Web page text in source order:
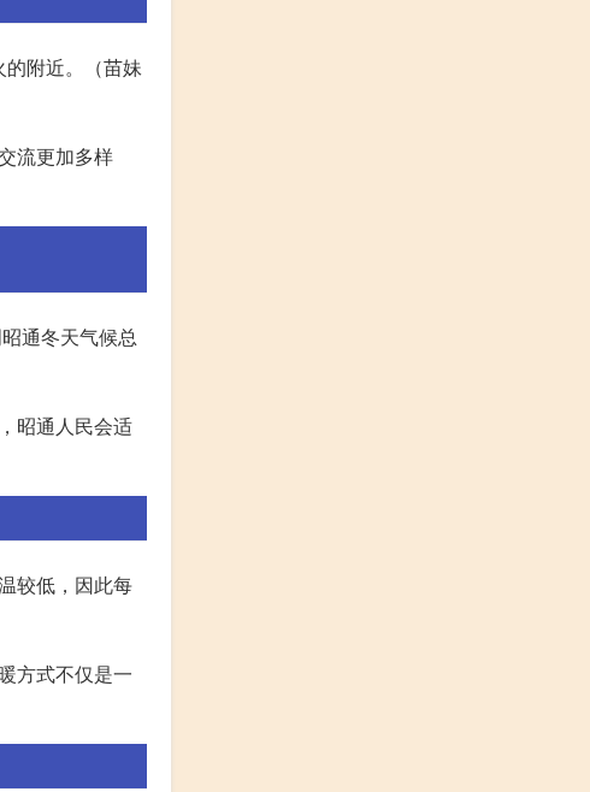
的附近。（苗妹
流更加多样
通冬天气候总
昭通人民会适
较低，因此每
方式不仅是一